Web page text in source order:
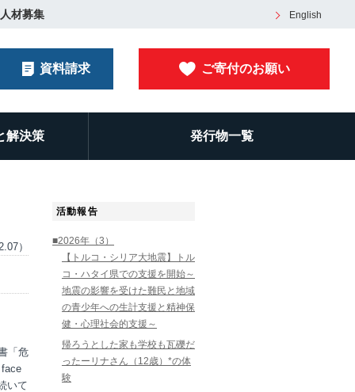
人材募集 English
資料請求 ご寄付のお願い
解決策 発行物一覧
）
「危
face
いて
活動報告
■2026年（3）
【トルコ・シリア大地震】トル
コ・ハタイ県での支援を開始～
地震の影響を受けた難民と地域
の青少年への生計支援と精神保
健・心理社会的支援～
帰ろうとした家も学校も瓦礫だ
ったーリナさん（12歳）*の体
験